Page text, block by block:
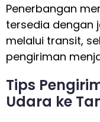
Penerbangan
tersedia dengan
melalui transit,
pengiriman
Tips
Udara ke